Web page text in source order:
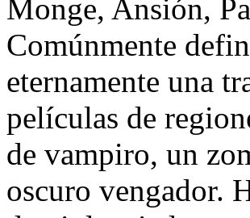
Monge, Ansión,
Comúnmente
eternamente una
películas de
de vampiro, un
oscuro vengador.